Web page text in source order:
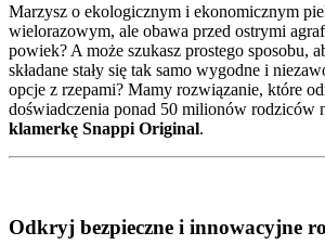
Marzysz o ekologicznym i ekonomicznym
wielorazowym, ale obawa przed ostrymi
powiek? A może szukasz prostego sposobu,
składane stały się tak samo wygodne i
opcje z rzepami? Mamy rozwiązanie, które
doświadczenia ponad 50 milionów rodziców
klamerkę Snappi Original.
Odkryj bezpieczne i innowacyjne